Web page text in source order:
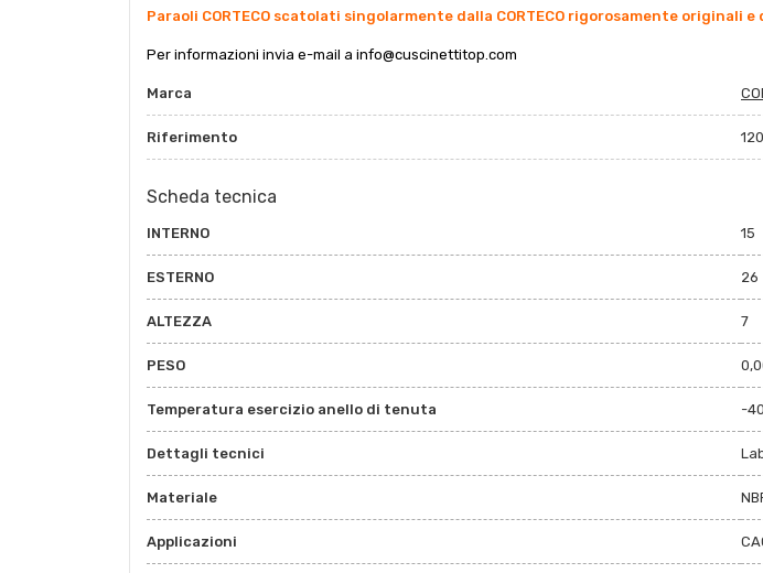
Paraoli CORTECO scatolati singolarmente dalla CORTECO rigorosamente originali
Per informazioni invia e-mail a info@cuscinettitop.com
Marca
Riferimento
Scheda tecnica
INTERNO 15
ESTERNO 26
ALTEZZA 7
PESO
Temperatura esercizio anello di tenuta -
Dettagli tecnici
Materiale
Applicazioni